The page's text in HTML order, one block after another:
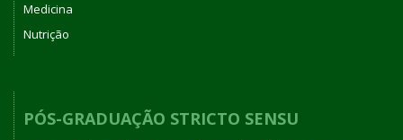
Medicina
Nutrição
PÓS-GRADUAÇÃO STRICTO SENSU